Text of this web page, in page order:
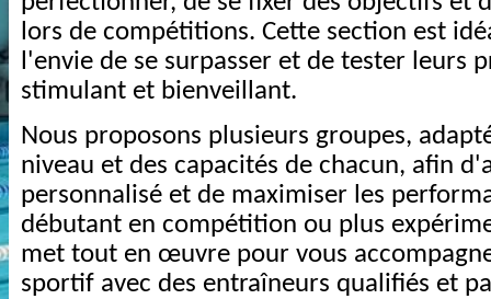
lors de compétitions. Cette section est
l'envie de se surpasser et de tester leurs
stimulant et bienveillant.
Nous proposons plusieurs groupes,
niveau et des capacités de chacun, afin
personnalisé et de maximiser les
débutant en compétition ou plus
met tout en œuvre pour vous
sportif avec des entraîneurs qualifiés et